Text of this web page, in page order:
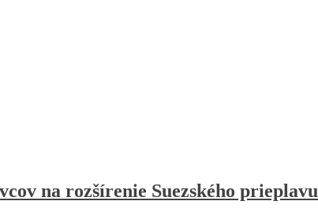
na rozšírenie Suezského prieplavu